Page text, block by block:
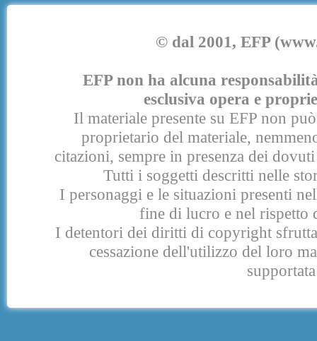
© dal 2001, EFP
EFP non ha alcuna
esclusiva opera e
Il materiale presente su EFP non
proprietario del materiale,
citazioni, sempre in presenza dei
Tutti i soggetti descritti nelle
I personaggi e le situazioni presenti
fine di lucro e nel rispetto
I detentori dei diritti di copyright
cessazione dell'utilizzo del loro